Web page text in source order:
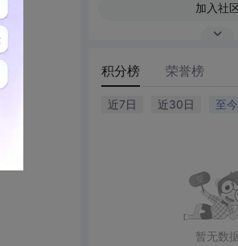
加入社
积分榜 荣誉榜
近7日 近30日 至今
暂无数